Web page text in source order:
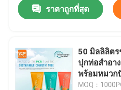
ราคาถูกที่สุด
50 มิลลิลิตร
ปุกท่อสําอา
พร้อมหมวก
ความสะอา
MOQ：